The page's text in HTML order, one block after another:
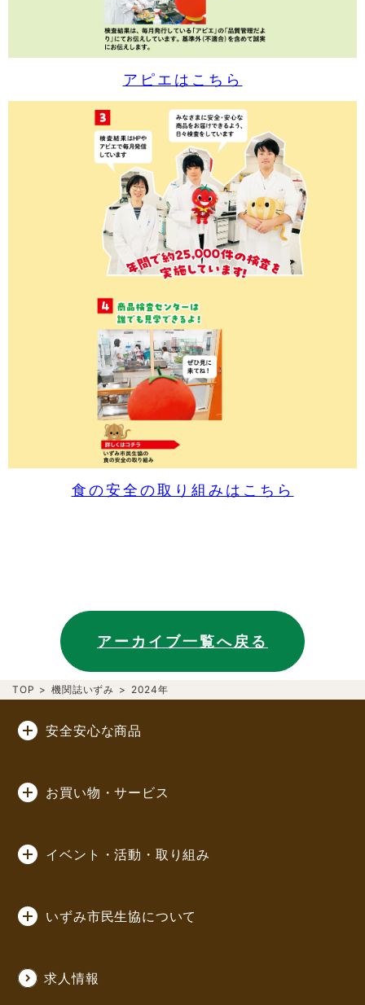
TOP > 機関誌いずみ > 2024年
アピエはこちら
食の安全の取り組みはこちら
アーカイブ一覧へ戻る
安全安心な商品
お買い物・サービス
イベント・活動・取り組み
いずみ市民生協について
求人情報